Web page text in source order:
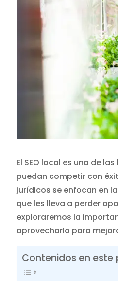
El SEO local es una de
puedan competir con
jurídicos se enfocan en
que les lleva a perder
exploraremos la
aprovecharlo para
Contenidos en este